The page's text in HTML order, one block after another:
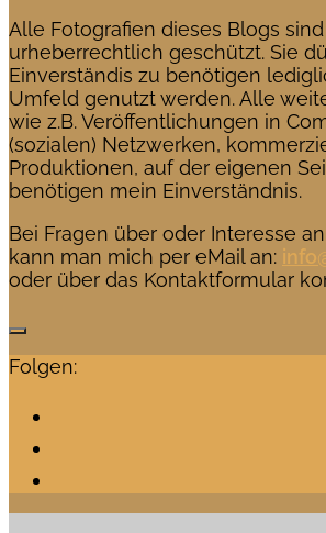
Alle Fotografien dieses Blogs sind
urheberrechtlich geschützt. Sie
Einverständis zu benötigen
Umfeld genutzt werden. Alle
wie z.B. Veröffentlichungen in
(sozialen) Netzwerken,
Produktionen, auf der eigenen
benötigen mein Einverständnis.
Bei Fragen über oder Interesse
kann man mich per eMail an:
oder über das Kontaktformular
Folgen: